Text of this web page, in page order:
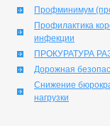
Профминимум
Профилактика
инфекции
ПРОКУРАТУРА
Дорожная
Снижение
нагрузки